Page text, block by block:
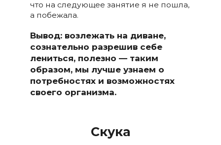
что на следующее занятие я не пошла,
а побежала.
Вывод: возлежать на диване,
сознательно разрешив себе
лениться, полезно — таким
образом, мы лучше узнаем о
потребностях и возможностях
своего организма.
Скука